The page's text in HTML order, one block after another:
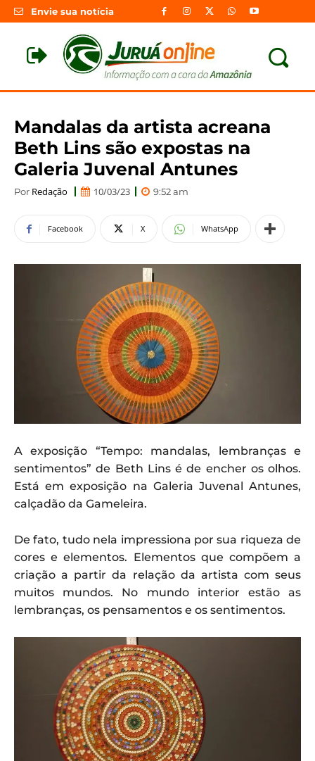
Envie sua notícia
Mandalas da artista acreana
Beth Lins são expostas na
Galeria Juvenal Antunes
Por Redação 10/03/23 9:52 am
Facebook X WhatsApp
A exposição “Tempo: mandalas, lembranças e
sentimentos” de Beth Lins é de encher os olhos.
Está em exposição na Galeria Juvenal Antunes,
calçadão da Gameleira.
De fato, tudo nela impressiona por sua riqueza de
cores e elementos. Elementos que compõem a
criação a partir da relação da artista com seus
muitos mundos. No mundo interior estão as
lembranças, os pensamentos e os sentimentos.